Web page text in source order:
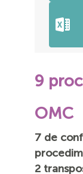
9
OMC
7 de
2